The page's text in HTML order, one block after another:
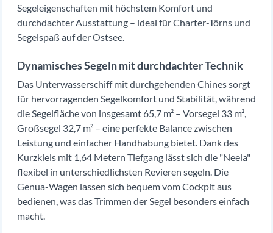
Segeleigenschaften mit höchstem Komfort und
durchdachter Ausstattung – ideal für Charter-Törns und
Segelspaß auf der Ostsee.
Dynamisches Segeln mit durchdachter Technik
Das Unterwasserschiff mit durchgehenden Chines sorgt
für hervorragenden Segelkomfort und Stabilität, während
die Segelfläche von insgesamt 65,7 m² – Vorsegel 33 m²,
Großsegel 32,7 m² – eine perfekte Balance zwischen
Leistung und einfacher Handhabung bietet. Dank des
Kurzkiels mit 1,64 Metern Tiefgang lässt sich die "Neela"
flexibel in unterschiedlichsten Revieren segeln. Die
Genua-Wagen lassen sich bequem vom Cockpit aus
bedienen, was das Trimmen der Segel besonders einfach
macht.